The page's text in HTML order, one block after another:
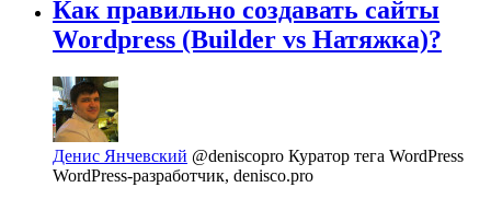
Как правильно создавать сайты
Wordpress (Builder vs Натяжка)?
Денис Янчевский @deniscopro Куратор тега WordPress
WordPress-разработчик, denisco.pro